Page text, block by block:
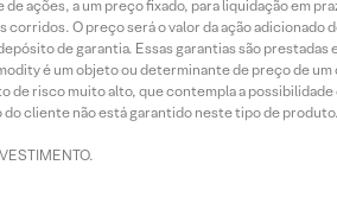
ações, a um preço fixado, para liquidação em
O preço será o valor da ação adicionado
de garantia. Essas garantias são prestadas
é um objeto ou determinante de preço de
risco muito alto, que contempla a
cliente não está garantido neste tipo de